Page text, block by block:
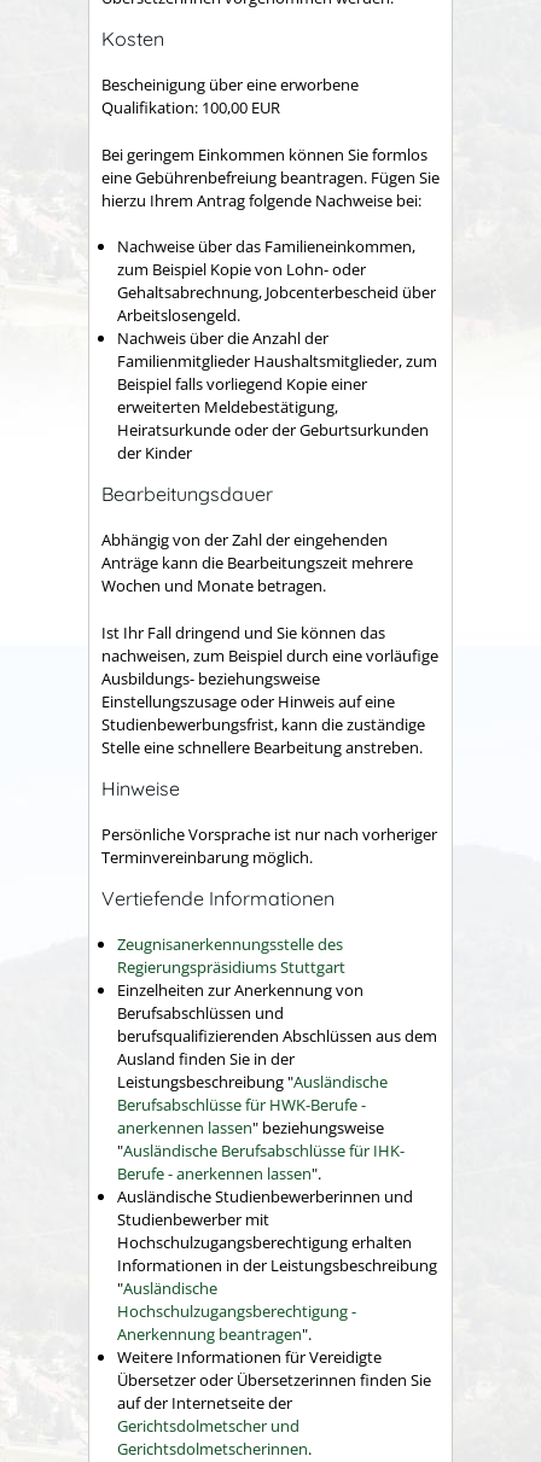
Kosten
Bescheinigung über eine erworbene
Qualifikation: 100,00 EUR
Bei geringem Einkommen können Sie formlos
eine Gebührenbefreiung beantragen. Fügen Sie
hierzu Ihrem Antrag folgende Nachweise bei:
Nachweise über das Familieneinkommen,
zum Beispiel Kopie von Lohn- oder
Gehaltsabrechnung, Jobcenterbescheid über
Arbeitslosengeld.
Nachweis über dieAnzahl der
Familienmitglieder Haushaltsmitglieder,zum
Beispielfalls vorliegend Kopie einer
erweiterten Meldebestätigung,
Heiratsurkunde oder der Geburtsurkunden
der Kinder
Bearbeitungsdauer
Abhängig von der Zahl der eingehenden
Anträge kann die Bearbeitungszeit mehrere
Wochen und Monate betragen.
Ist Ihr Fall dringend und Sie können das
nachweisen, zum Beispiel durch eine vorläufige
Ausbildungs- beziehungsweise
Einstellungszusage oder Hinweis auf eine
Studienbewerbungsfrist, kann die zuständige
Stelle eine schnellere Bearbeitung anstreben.
Hinweise
Persönliche Vorsprache ist nur nach vorheriger
Terminvereinbarung möglich.
Vertiefende Informationen
Zeugnisanerkennungsstelle des
Regierungspräsidiums Stuttgart
Einzelheiten zur Anerkennung von
Berufsabschlüssen und
berufsqualifizierenden Abschlüssen aus dem
Ausland finden Sie in der
Leistungsbeschreibung "Ausländische
Berufsabschlüsse für HWK-Berufe -
anerkennen lassen" beziehungsweise
"Ausländische Berufsabschlüsse für IHK-
Berufe - anerkennen lassen".
Ausländische Studienbewerberinnen und
Studienbewerber mit
Hochschulzugangsberechtigung erhalten
Informationen in der Leistungsbeschreibung
"Ausländische
Hochschulzugangsberechtigung -
Anerkennung beantragen".
Weitere Informationen für Vereidigte
Übersetzer oder Übersetzerinnen finden Sie
auf der Internetseite der
Gerichtsdolmetscher und
Gerichtsdolmetscherinnen.